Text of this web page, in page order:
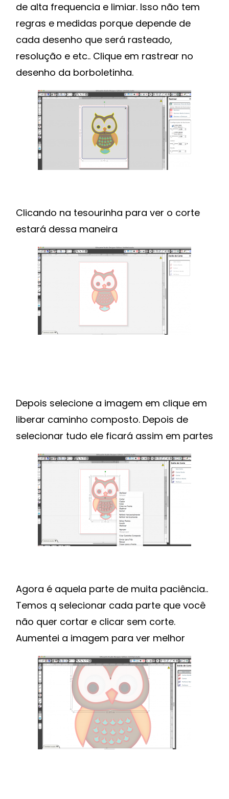
de alta frequencia e limiar. Isso não tem
regras e medidas porque depende de
cada desenho que será rasteado,
resolução e etc.. Clique em rastrear no
desenho da borboletinha.
Clicando na tesourinha para ver o corte
estará dessa maneira
Depois selecione a imagem em clique em
liberar caminho composto. Depois de
selecionar tudo ele ficará assim em partes
Agora é aquela parte de muita paciência..
Temos q selecionar cada parte que você
não quer cortar e clicar sem corte.
Aumentei a imagem para ver melhor